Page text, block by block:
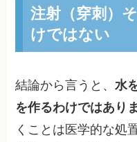
注射（穿刺）
けではない
結論から言うと、 水
を作るわけではあり
くことは医学的な処